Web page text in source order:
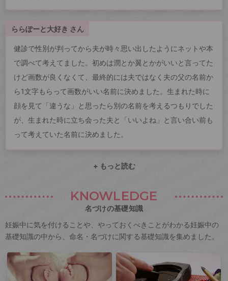
ららぽーと大好き さん
健診で性別が判ってから夫が時々思い出したようにネットや本
で調べて考えてました。初めは潤とか翼とかがいいと言ってた
けど画数が良くなくて、最終的には夫ではなく夫の父の名前か
ら1文字もらって画数がいい名前に決めました。生まれた時に
顔を見て「違うな」と思ったら別の名前を考えるつもりでした
が、生まれた時に立ち会った夫と「いいよね」と言い合い前も
って考えていた名前に決めました。
+ もっと読む
KNOWLEDGE
名づけの基礎知識
妊娠中に気を付けることや、やっておくべきことがわかる妊娠中の
基礎知識の中から、命名・名づけに関する基礎知識を集めました。